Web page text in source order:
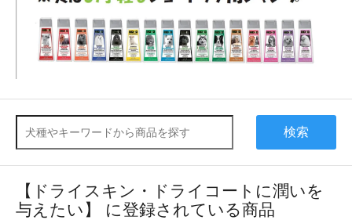
検索
【ドライスキン・ドライコートに潤いを
与えたい】 に登録されている商品